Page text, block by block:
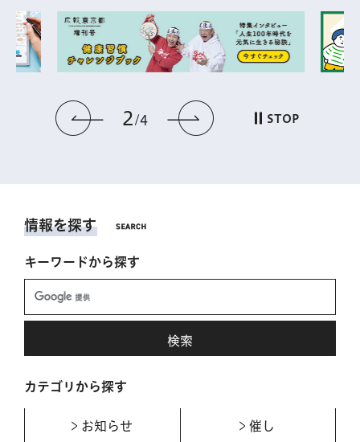
前のスライドを表示
2 4 次のスライドを表
STOP
情報を探す
キーワードから探す
カテゴリから探す
お知らせ 催し